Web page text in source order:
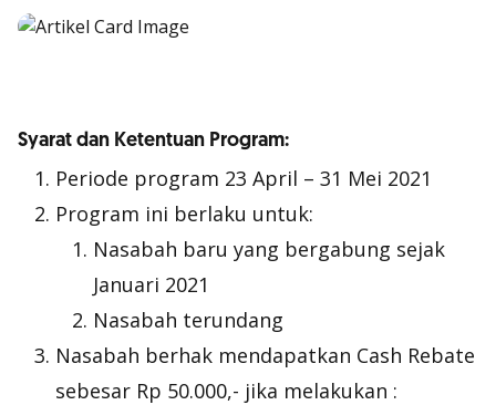
Syarat dan Ketentuan Program:
Periode program 23 April – 31 Mei 2021
Program ini berlaku untuk:
Nasabah baru yang bergabung sejak
Januari 2021
Nasabah terundang
Nasabah berhak mendapatkan Cash Rebate
sebesar Rp 50.000,- jika melakukan :